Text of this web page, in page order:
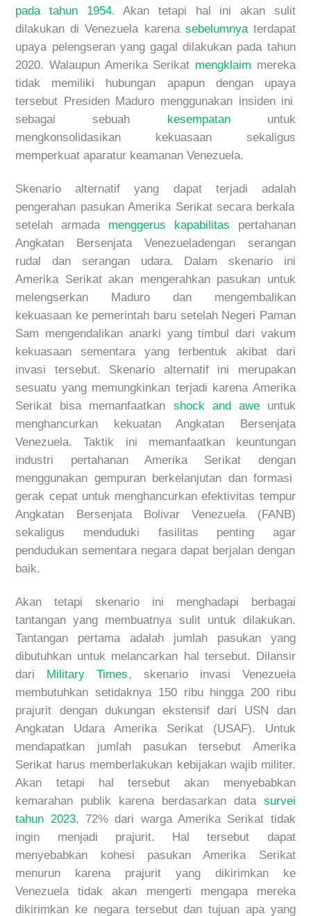
pada tahun 1954. Akan tetapi hal ini akan sulit
dilakukan di Venezuela karena sebelumnya terdapat
upaya pelengseran yang gagal dilakukan pada tahun
2020. Walaupun Amerika Serikat mengklaim mereka
tidak memiliki hubungan apapun dengan upaya
tersebut Presiden Maduro menggunakan insiden ini
sebagai sebuah kesempatanuntuk
mengkonsolidasikan kekuasaan sekaligus
memperkuat aparatur keamanan Venezuela.
Skenario alternatif yang dapatterjadi adalah
pengerahan pasukan Amerika Serikat secara berkala
setelah armada menggerus kapabilitas pertahanan
Angkatan Bersenjata Venezueladengan serangan
rudal dan serangan udara. Dalam skenario ini
Amerika Serikat akan mengerahkan pasukan untuk
melengserkan Maduro dan mengembalikan
kekuasaan ke pemerintah baru setelah Negeri Paman
Sam mengendalikan anarki yang timbul dari vakum
kekuasaan sementara yang terbentuk akibat dari
invasi tersebut. Skenario alternatifini merupakan
sesuatu yang memungkinkan terjadi karena Amerika
Serikat bisa memanfaatkan shock and awe
untuk
menghancurkan kekuatan Angkatan Bersenjata
Venezuela.Taktik ini memanfaatkan keuntungan
industri pertahananAmerika Serikat dengan
menggunakan gempuran berkelanjutan dan formasi
gerak cepat untuk menghancurkan efektivitas tempur
Angkatan Bersenjata Bolivar Venezuela (FANB)
sekaligus menduduki fasilitas penting agar
pendudukan sementara negara dapat berjalan dengan
baik.
Akan tetapi skenario ini menghadapi berbagai
tantangan yang membuatnya sulit untuk dilakukan.
Tantangan pertama adalah jumlah pasukan yang
dibutuhkan untuk melancarkan hal tersebut. Dilansir
dari Military Times, skenario invasi Venezuela
membutuhkan setidaknya 150 ribuhingga 200 ribu
prajurit dengan dukungan ekstensif dari USN dan
Angkatan Udara Amerika Serikat (USAF). Untuk
mendapatkan jumlah pasukan tersebut Amerika
Serikat harus memberlakukan kebijakanwajibmiliter.
Akan tetapi hal tersebut akan menyebabkan
kemarahan publik karena berdasarkan data survei
tahun 2023, 72% dari warga Amerika Serikat tidak
ingin menjadi prajurit. Hal tersebut dapat
menyebabkan kohesi pasukan Amerika Serikat
menurun karena prajurit yang dikirimkan ke
Venezuela tidak akan mengerti mengapa mereka
dikirimkan ke negara tersebut dan tujuan apa yang